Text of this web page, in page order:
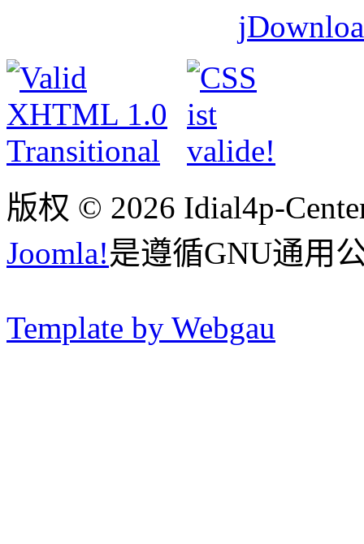
版权 © 2026 Idial4p-
Joomla!是遵循GNU通用
Template by Webgau